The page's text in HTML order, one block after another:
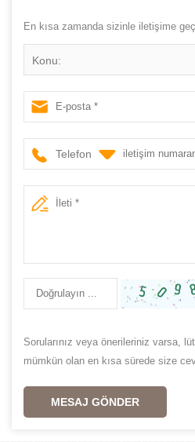
En kısa zamanda sizinle iletişime
Konu:
Telefon
Sorularınız veya önerileriniz varsa,
mümkün olan en kısa sürede size
MESAJ GÖNDER